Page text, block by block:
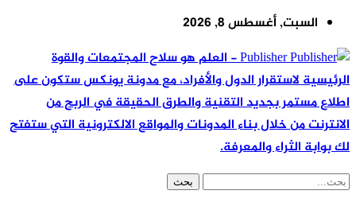
السبت, أغسطس 8, 2026
Publisher - العلم هو سلاح المجتمعات والقوة
الرئيسية لاستقرار الدول والأفراد، مع مدونة يونكس ستكون على
اطلاع مستمر بجديد التقنية والطرق الحقيقة في الربح من
الانترنت من خلال بناء المدونات والمواقع الالكترونية التي ستفتح
لك بوابة الثراء والمعرفة.